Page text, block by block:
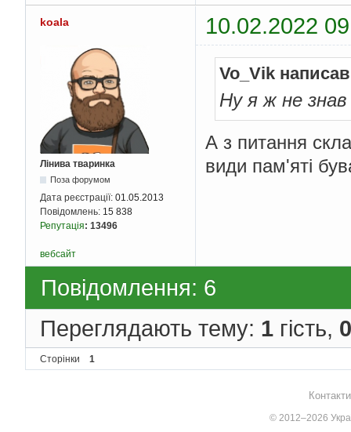
koala 10.02.2022
Лінива тваринка
Поза форумом
Дата реєстрації: 01.05.2013
Повідомлень: 15 838
Репутація: 13496
Vo_Vik
Ну я ж не знав
А з питання
види пам'яті
вебсайт
Повідомлення: 6
Переглядають тему: 1 гість, 0
Сторінки 1
© 2012–2026